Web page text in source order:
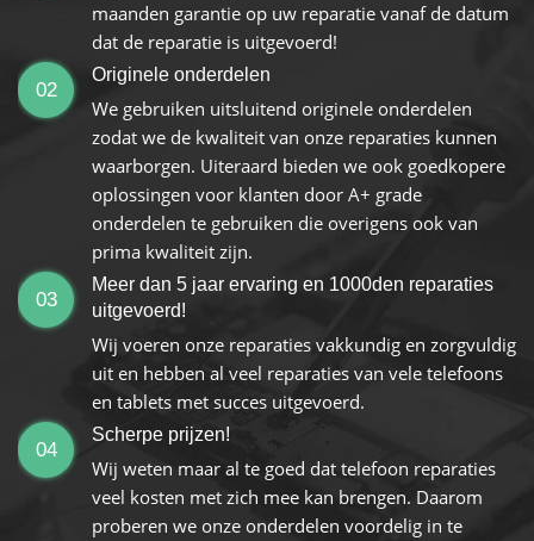
maanden garantie op uw reparatie vanaf de datum
dat de reparatie is uitgevoerd!
02
Originele onderdelen
We gebruiken uitsluitend originele onderdelen
zodat we de kwaliteit van onze reparaties kunnen
waarborgen. Uiteraard bieden we ook goedkopere
oplossingen voor klanten door A+ grade
onderdelen te gebruiken die overigens ook van
prima kwaliteit zijn.
03
Meer dan 5 jaar ervaring en 1000den reparaties
uitgevoerd!
Wij voeren onze reparaties vakkundig en zorgvuldig
uit en hebben al veel reparaties van vele telefoons
en tablets met succes uitgevoerd.
04
Scherpe prijzen!
Wij weten maar al te goed dat telefoon reparaties
veel kosten met zich mee kan brengen. Daarom
proberen we onze onderdelen voordelig in te